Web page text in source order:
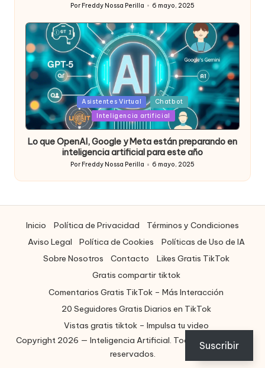
Publicado
Por Freddy Nossa Perilla 6 mayo, 2025
Posted
in
Asistentes Virtual
Chatbot
Inteligencia artificial
Lo que OpenAI, Google y Meta están preparando en
inteligencia artificial para este año
Publicado
por
Por Freddy Nossa Perilla 6 mayo, 2025
Inicio Política de Privacidad
Términos y Condiciones
Aviso Legal
Política de Cookies
Políticas de Uso de IA
Sobre Nosotros
Contacto
Likes Gratis TikTok
Gratis compartir tiktok
Comentarios Gratis TikTok – Más Interacción
20 Seguidores Gratis Diarios en TikTok
Vistas gratis tiktok – Impulsa tu video
Copyright 2026 — Inteligencia Artificial. Todos los derechos
reservados.
Suscribir
ES